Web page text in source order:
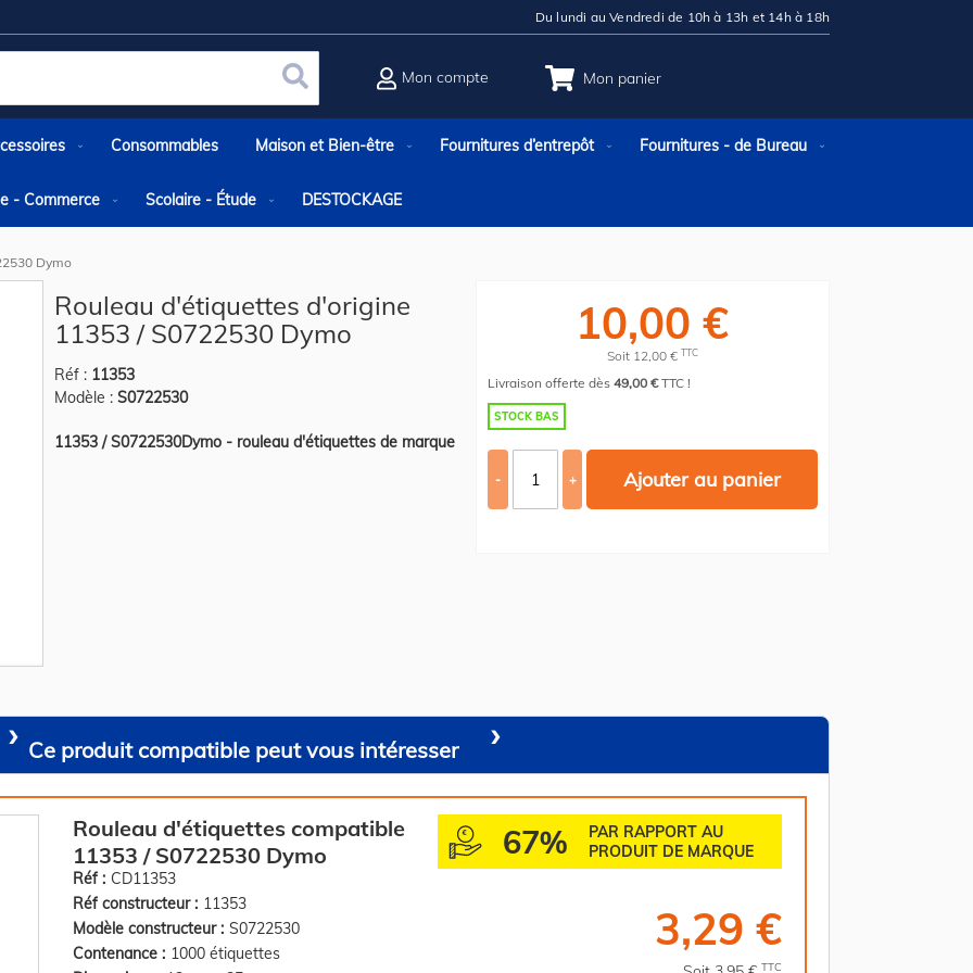
Du lundi au Vendredi de 10h à 13h et 14h à 18h
Mon panier
Rechercher
Mon compte
Consommables Maison et Bien-être Fournitures d’entrepôt Fournitures - de Bureau
- Commerce Scolaire - Étude DESTOCKAGE
Dymo
Rouleau d'étiquettes d'origine
11353 / S0722530 Dymo
Réf : 11353
Modèle : S0722530
11353 / S0722530Dymo - rouleau d'étiquettes de marque
10,00 €
Soit 12,00 € TTC
Livraison offerte dès49,00 €TTC !
STOCK BAS
- + Ajouter au panier
Ce produit compatible peut vous intéresser
Rouleau d'étiquettes compatible
11353 / S0722530 Dymo
Réf : CD11353
Réf constructeur : 11353
Modèle constructeur : S0722530
Contenance : 1000 étiquettes
67%
PAR RAPPORT AU
PRODUIT DE MARQUE
3,29 €
TTC